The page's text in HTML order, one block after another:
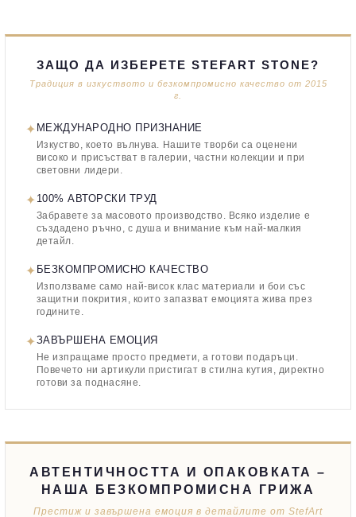
ЗАЩО ДА ИЗБЕРЕТЕ STEFART STONE?
Традиция в изкуството и безкомпромисно качество от 2015
г.
✦ МЕЖДУНАРОДНО ПРИЗНАНИЕ
Изкуство, което вълнува. Нашите творби са оценени
високо и присъстват в галерии, частни колекции и при
световни лидери.
✦ 100% АВТОРСКИ ТРУД
Забравете за масовото производство. Всяко изделие е
създадено ръчно, с душа и внимание към най-малкия
детайл.
✦ БЕЗКОМПРОМИСНО КАЧЕСТВО
Използваме само най-висок клас материали и бои със
защитни покрития, които запазват емоцията жива през
годините.
✦ЗАВЪРШЕНА ЕМОЦИЯ
Не изпращаме просто предмети, а готови подаръци.
Повечето ни артикули пристигат в стилна кутия, директно
готови за поднасяне.
АВТЕНТИЧНОСТТА И ОПАКОВКАТА –
НАША БЕЗКОМПРОМИСНА ГРИЖА
Престиж и завършена емоция в детайлите от StefArt